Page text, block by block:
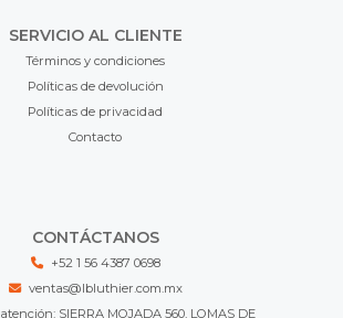
SERVICIO AL CLIENTE
Términos y condiciones
Políticas de devolución
Políticas de privacidad
Contacto
CONTÁCTANOS
+52 1 56 4387 0698
ventas@lbluthier.com.mx
SIERRA MOJADA 560, LOMAS DE